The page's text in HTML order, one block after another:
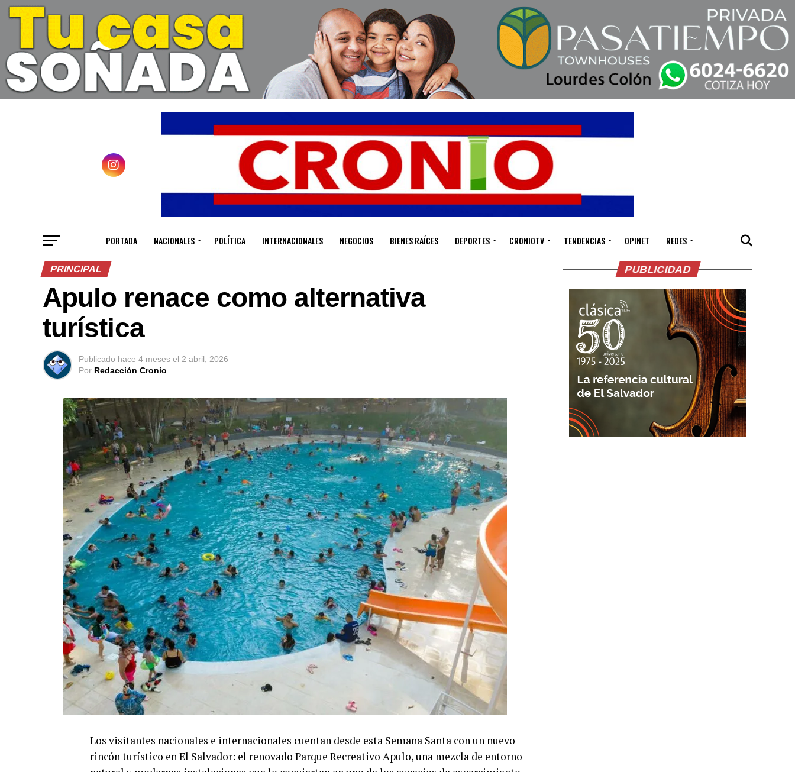
PORTADA NACIONALES POLÍTICA INTERNACIONALES NEGOCIOS BIENES RAÍCES DEPORTES CRONIOTV TENDENCIAS OPINET REDES
PRINCIPAL
Apulo renace como alternativa
turística
Publicado hace 4 meses el 2 abril, 2026
Por Redacción Cronio
Los visitantes nacionales e internacionales cuentan desde esta Semana Santa con un nuevo
rincón turístico en El Salvador: el renovado Parque Recreativo Apulo, una mezcla de entorno
PUBLICIDAD